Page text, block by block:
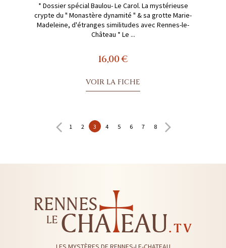
* Dossier spécial Baulou- Le Carol. La mystérieuse
crypte du " Monastère dynamité " & sa grotte Marie-
Madeleine, d'étranges similitudes avec Rennes-le-
Château * Le ...
16,00 €
VOIR LA FICHE
1 2 3 4 5 6 7 8